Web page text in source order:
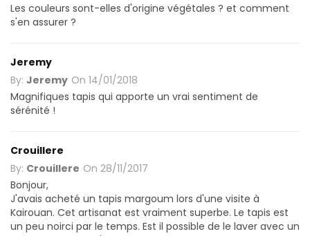
Les couleurs sont-elles d'origine végétales ? et comment
s'en assurer ?
Jeremy
By: Jeremy On 14/01/2018
Magnifiques tapis qui apporte un vrai sentiment de
sérénité !
Crouillere
By: Crouillere On 28/11/2017
Bonjour,
J'avais acheté un tapis margoum lors d'une visite à
Kairouan. Cet artisanat est vraiment superbe. Le tapis est
un peu noirci par le temps. Est il possible de le laver avec un